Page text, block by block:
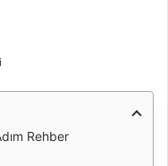
Rehber